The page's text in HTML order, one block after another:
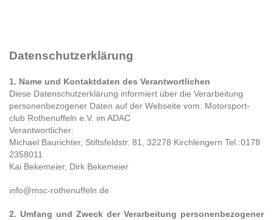
Datenschutzerklärung
1. Name und Kontaktdaten des Verantwortlichen
Diese Datenschutzerklärung informiert über die Verarbeitung
personenbezogener Daten auf der Webseite vom: Motorsport-
club Rothenuffeln e.V. im ADAC
Verantwortlicher:
Michael Baurichter, Stiftsfeldstr. 81, 32278 Kirchlengern Tel.:0178
2358011
Kai Bekemeier, Dirk Bekemeier
info@msc-rothenuffeln.de
2. Umfang und Zweck der Verarbeitung personenbezogener